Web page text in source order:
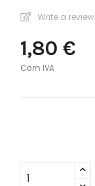
Write a review
1,80 €
Com IVA